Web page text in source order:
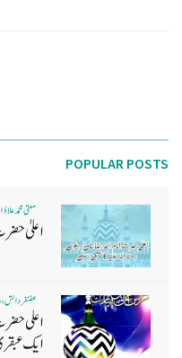
POPULAR POSTS
مفتی محمد
اعلیٰ
غضنفر
اعلی
ایک